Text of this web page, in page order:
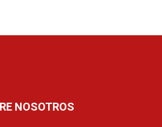
NOSOTROS